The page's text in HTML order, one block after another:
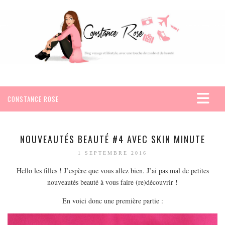
CONSTANCE ROSE
VOYAGES
SEYCHELLES
MEXIQUE
NOUVEAUTÉS BEAUTÉ #4 AVEC SKIN MINUTE
1 SEPTEMBRE 2016
Hello les filles ! J’espère que vous allez bien. J’ai pas mal de petites
nouveautés beauté à vous faire (re)découvrir !
En voici donc une première partie :